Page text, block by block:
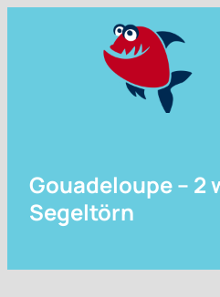
Gouadeloupe – 2
Segeltörn